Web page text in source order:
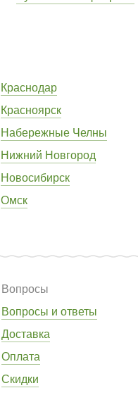
Краснодар
Красноярск
Набережные Челны
Нижний Новгород
Новосибирск
Омск
Вопросы
Вопросы и ответы
Доставка
Оплата
Скидки